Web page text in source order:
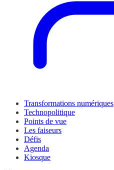
Transformations numériques
Technopolitique
Points de vue
Les faiseurs
Défis
Agenda
Kiosque